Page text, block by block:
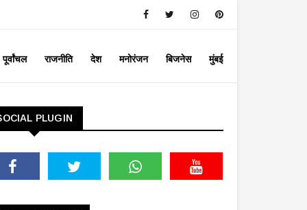
पूर्वांचल राजनीति देश मनोरंजन बिजनेस मुंबई
PLUGIN